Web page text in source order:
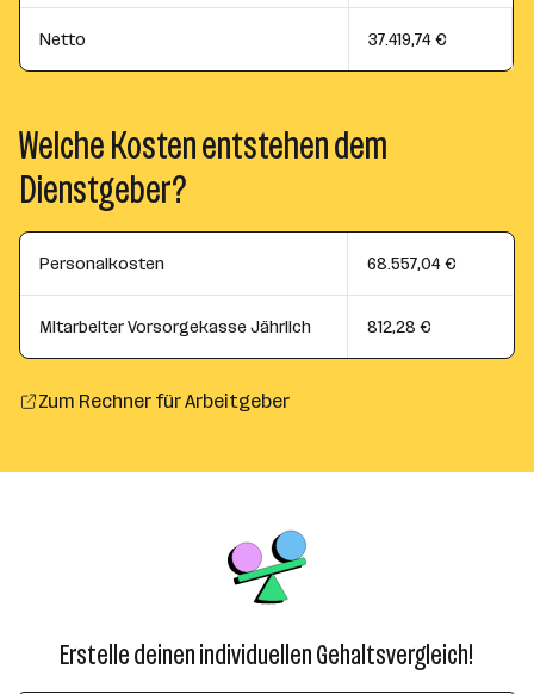
Netto 37.419,74 €
Welche Kosten entstehen dem
Dienstgeber?
Personalkosten 68.557,04 €
Mitarbeiter Vorsorgekasse Jährlich 812,28 €
Zum Rechner für Arbeitgeber
Erstelle deinen individuellen Gehaltsvergleich!